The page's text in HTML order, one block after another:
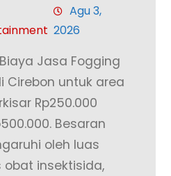
Agu 3,
2026
Jasa Fogging
Cirebon untuk area
Rp250.000
Besaran
oleh luas
obat insektisida,